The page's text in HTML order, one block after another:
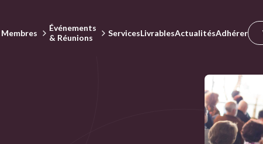
Membres
Événements
& Réunions
ServicesLivrablesActualitésAdhérer